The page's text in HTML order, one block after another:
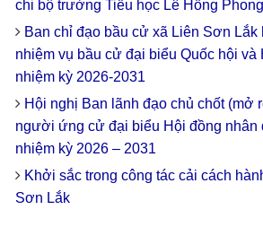
chi bộ trường Tiểu học Lê Hồng Phong
Ban chỉ đạo bầu cử xã Liên Sơn Lắk
nhiệm vụ bầu cử đại biểu Quốc hội
nhiệm kỳ 2026-2031
Hội nghị Ban lãnh đạo chủ chốt (mở
người ứng cử đại biểu Hội đồng nhân
nhiệm kỳ 2026 – 2031
Khởi sắc trong công tác cải cách
Sơn Lắk